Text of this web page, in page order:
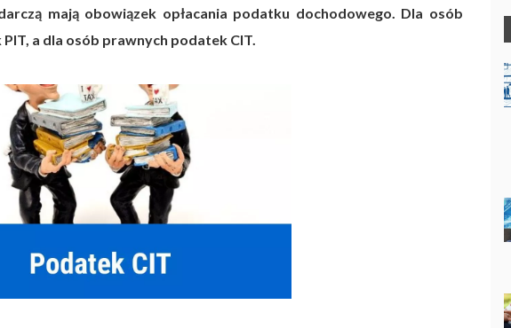
mają obowiązek opłacania podatku dochodowego. Dla osób
a dla osób prawnych podatek CIT.